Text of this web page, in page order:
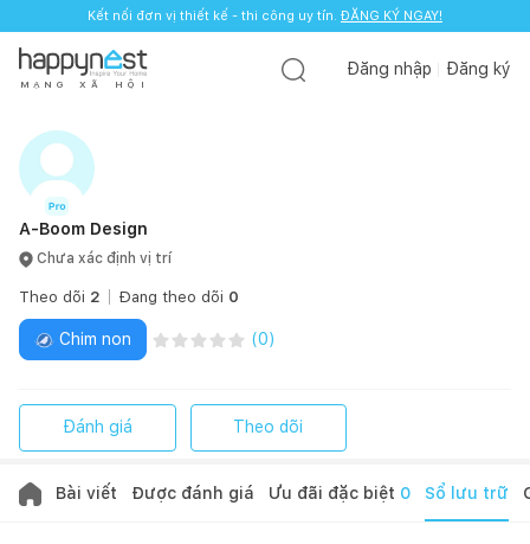
Kết nối đơn vị thiết kế - thi công uy tín. ĐĂNG KÝ NGAY!
M Ạ N G X Ã H Ộ I
Đăng nhập Đăng ký
A-Boom Design
Chưa xác định vị trí
Theo dõi 2 Đang theo dõi 0
Chim non (0)
Đánh giá Theo dõi
Bài viết Được đánh giá Ưu đãi đặc biệt 0 Sổ lưu trữ